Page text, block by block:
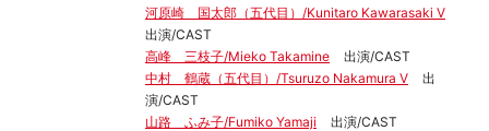
河原崎 国太郎（五代目）/Kunitaro Kawarasaki Ⅴ
出演/CAST
高峰 三枝子/Mieko Takamine
出演/CAST
中村 鶴蔵（五代目）/Tsuruzo Nakamura Ⅴ
出
演/CAST
山路 ふみ子/Fumiko Yamaji
出演/CAST